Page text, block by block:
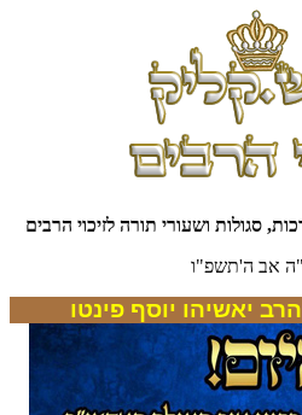
סגולות ושעורי תורה לזיכוי הרבים
אב ה'תשפ"ו
יאשיהו יוסף פינטו